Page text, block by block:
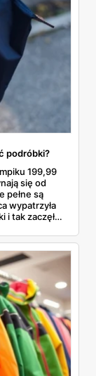
podróbki?
199,99
się od
pełne są
wypatrzyła
i tak zaczęło
wciska nam
—